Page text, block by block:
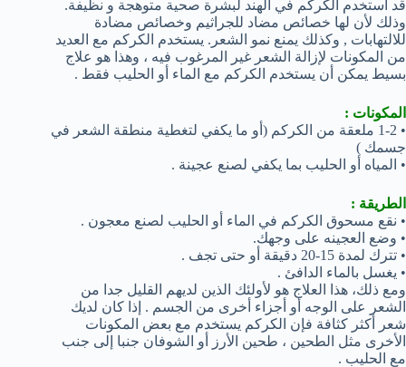
قد استخدم الكركم في الهند لبشرة صحية متوهجة و نظيفة.
وذلك لأن لها خصائص مضاد للجراثيم وخصائص مضادة
للالتهابات , وكذلك يمنع نمو الشعر. يستخدم الكركم مع العديد
من المكونات لإزالة الشعر غير المرغوب فيه ، وهذا هو علاج
بسيط يمكن أن يستخدم الكركم مع الماء أو الحليب فقط .
المكونات :
• 1-2 ملعقة من الكركم (أو ما يكفي لتغطية منطقة الشعر في
جسمك )
• المياه أو الحليب بما يكفي لصنع عجينة .
الطريقة :
• نقع مسحوق الكركم في الماء أو الحليب لصنع معجون .
• وضع العجينه على وجهك.
• تترك لمدة 15-20 دقيقة أو حتى تجف .
• يغسل بالماء الدافئ .
ومع ذلك، هذا العلاج هو لأولئك الذين لديهم القليل جدا من
الشعر على الوجه أو أجزاء أخرى من الجسم . إذا كان لديك
شعر أكثر كثافة فإن الكركم يستخدم مع بعض المكونات
الأخرى مثل الطحين ، طحين الأرز أو الشوفان جنبا إلى جنب
مع الحليب .